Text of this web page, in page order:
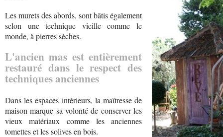
Les murets des abords, sont bâtis également
selon une technique vieille comme le
monde, à pierres sèches.
L'ancien mas est entièrement
restauré dans le respect des
techniques anciennes
Dans les espaces intérieurs, la maîtresse de
maison marque sa volonté de conserver les
vieux matériaux comme les anciennes
tomettes et les solives en bois.